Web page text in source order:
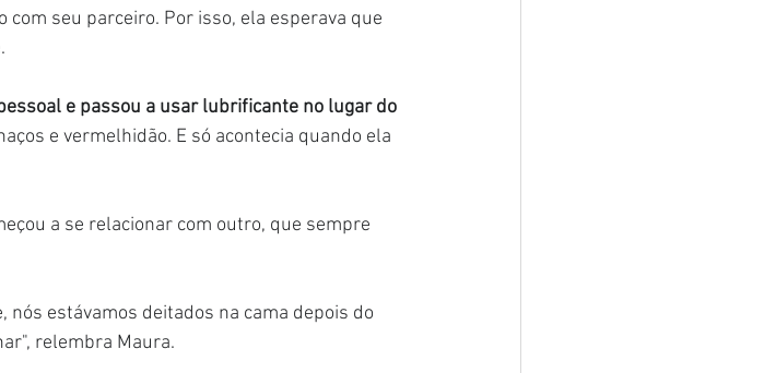
seu parceiro. Por isso, ela esperava que
e passou a usar lubrificante no lugar do
e vermelhidão. E só acontecia quando ela
a se relacionar com outro, que sempre
estávamos deitados na cama depois do
relembra Maura.